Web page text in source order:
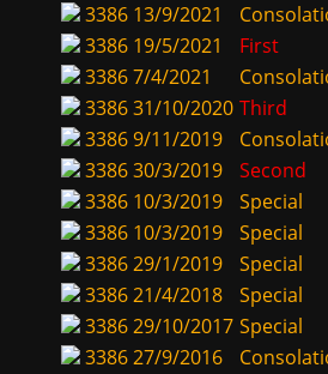
3386 13/9/2021
3386 19/5/2021
First
33867/4/2021
338631/10/2020 Third
33869/11/2019
338630/3/2019
Second
3386 10/3/2019
Special
3386 10/3/2019
Special
338629/1/2019
Special
338621/4/2018
Special
338629/10/2017 Special
338627/9/2016